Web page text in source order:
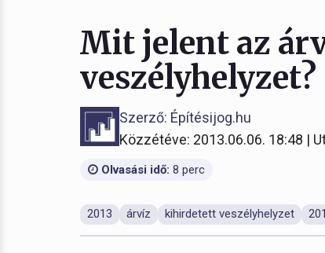
Mit jelent az
veszélyhelyzet?
Szerző: Építésijog.hu
Közzétéve: 2013.06.06. 18:48 |
Olvasási idő: 8 perc
2013 árvíz kihirdetett veszélyhelyzet